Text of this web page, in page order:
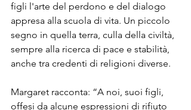
figli l'arte del perdono e del dialogo
appresa alla scuola di vita. Un piccolo
segno in quella terra, culla della civiltà,
sempre alla ricerca di pace e stabilità,
anche tra credenti di religioni diverse.
Margaret racconta: “A noi, suoi figli,
offesi da alcune espressioni di rifiuto